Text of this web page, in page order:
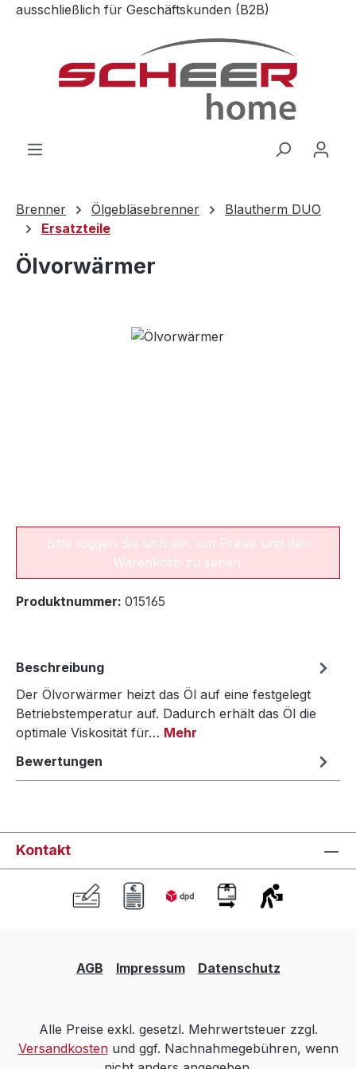
Zum Hauptinhalt springen
ausschließlich für Geschäftskunden (B2B)
Brenner Ölgebläsebrenner
Blautherm DUO
Ersatzteile
Ölvorwärmer
Bildergalerie überspringen
Bitte loggen Sie sich ein, um Preise und den
Warenkorb zu sehen.
Produktnummer: 015165
Beschreibung
Der Ölvorwärmer heizt das Öl auf eine festgelegt
Betriebstemperatur auf. Dadurch erhält das Öl die
optimale Viskosität für… Mehr
Bewertungen
Kontakt
AGB Impressum Datenschutz
Alle Preise exkl. gesetzl. Mehrwertsteuer zzgl.
Versandkostenund ggf. Nachnahmegebühren, wenn